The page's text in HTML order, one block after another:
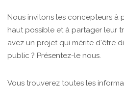
Nous invitons les concepteurs à
haut possible et à partager leur
avez un projet qui mérite d'être
public ? Présentez-le nous.
Vous trouverez toutes les